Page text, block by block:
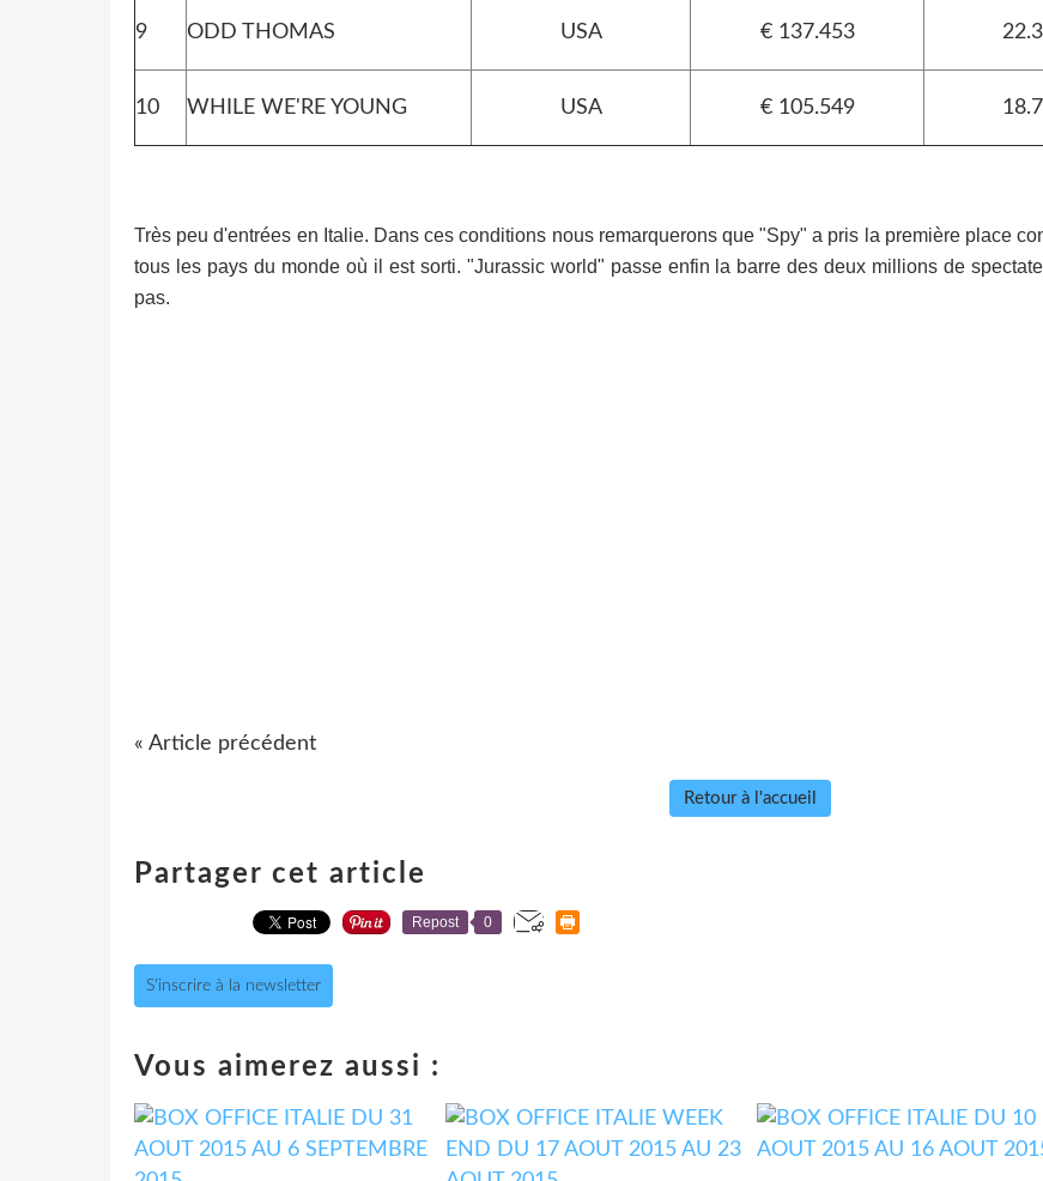
9 ODD THOMAS USA € 137.453
10 WHILE WE'RE YOUNG USA € 105.549
Très peu d'entrées en Italie. Dans ces conditions nous remarquerons que "Spy" a pris la première place
tous les pays du monde où il est sorti. "Jurassic world" passe enfin la barre des deux millions de
pas.
« Article précédent
Retour à l'accueil
Partager cet article
Repost 0
S'inscrire à la newsletter
Vous aimerez aussi :